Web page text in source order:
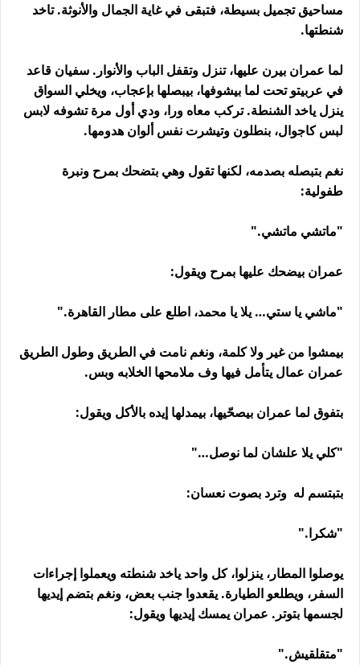
مساحيق تجميل بسيطة، فتبقى في غاية الجمال والأنوثة. تاخد
شنطتها.
لما عمران بيرن عليها، تنزل وتقفل الباب والأنوار. سفيان قاعد
في عربيتو تحت لما بيشوفها، بيبصلها بإعجاب، ويخلي السواق
ينزل ياخد الشنطة. تركب معاه ورا، ودي أول مرة تشوفه لابس
لبس كاجوال، بنطلون وتيشرت نفس ألوان هدومها.
نغم بتبصله بصدمه، لكنها تقول وهي بتضحك بمرح ونبرة
طفولية:
"ماتشي ماتشي."
عمران بيضحك عليها بمرح ويقول:
"ماشي يا ستي… يلا يا محمد، اطلع على مطار القاهرة."
بيمشوا من غير ولا كلمة، ونغم نامت في الطريق وطول الطريق
عمران عمال يتأمل فيها وف ملامحها الخلابه وبس.
بتفوق لما عمران بيصحّيها، بيمدلها إيده بالأكل ويقول:
"كلي يلا علشان لما نوصل…"
بتبتسم له وترد بصوت نعسان:
"شكرا."
يوصلوا المطار، ينزلوا، كل واحد ياخد شنطته ويعملوا إجراءات
السفر، ويطلعو الطيارة. يقعدوا جنب بعض، ونغم بتضم إيديها
لجسمها بتوتر. عمران يمسك إيديها ويقول:
"متقلقيش."